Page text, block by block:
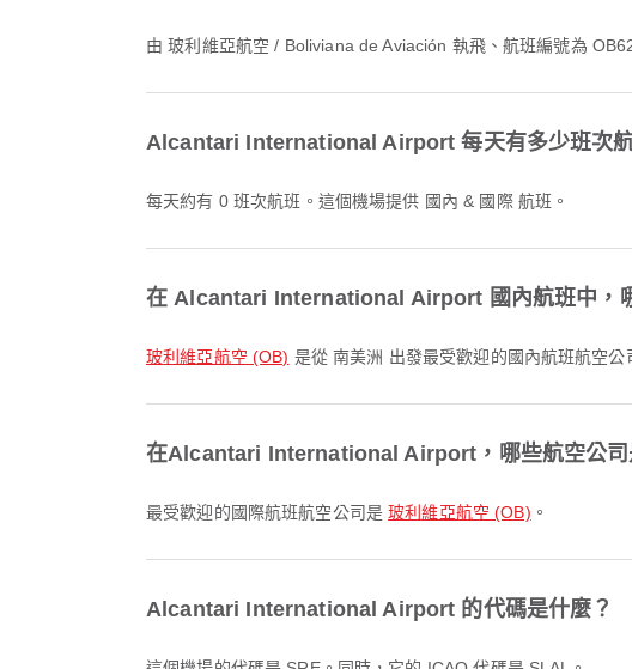
由 玻利維亞航空 / Boliviana de Aviación 執飛、航班編號為
Alcantari International Airport 每天有多少班次
每天約有 0 班次航班。這個機場提供 國內 & 國際 航班。
在 Alcantari International Airport 國內航班中，
玻利維亞航空 (OB) 是從 南美洲 出發最受歡迎的國內航班航空公
在Alcantari International Airport，哪些航空公司
最受歡迎的國際航班航空公司是玻利維亞航空 (OB) 。
Alcantari International Airport 的代碼是什麼？